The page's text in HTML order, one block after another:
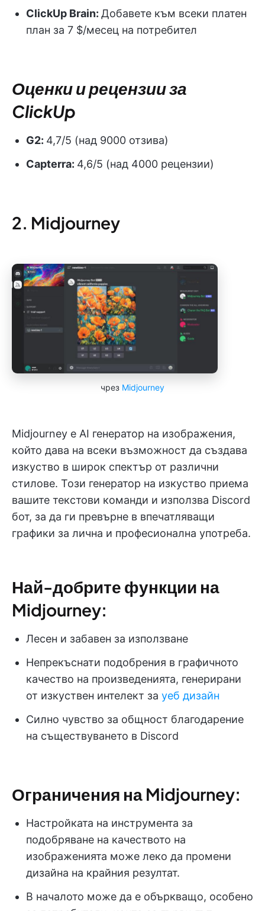
ClickUp Brain: Добавете към всеки платен
план за 7 $/месец на потребител
Оценки и рецензии за
ClickUp
G2: 4,7/5 (над 9000 отзива)
Capterra: 4,6/5 (над 4000 рецензии)
2. Midjourney
чрез Midjourney
Midjourney е AI генератор на изображения,
който дава на всеки възможност да създава
изкуство в широк спектър от различни
стилове. Този генератор на изкуство приема
вашите текстови команди и използва Discord
бот, за да ги превърне в впечатляващи
графики за лична и професионална употреба.
Най-добрите функции на
Midjourney:
Лесен и забавен за използване
Непрекъснати подобрения в графичното
качество на произведенията, генерирани
от изкуствен интелект за уеб дизайн
Силно чувство за общност благодарение
на съществуването в Discord
Ограничения на Midjourney:
Настройката на инструмента за
подобряване на качеството на
изображенията може леко да промени
дизайна на крайния резултат.
В началото може да е объркващо, особено